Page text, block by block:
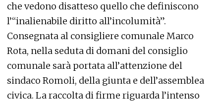
che vedono disatteso quello che definiscono
l’“inalienabile diritto all’incolumità”.
Consegnata al consigliere comunale Marco
Rota, nella seduta di domani del consiglio
comunale sarà portata all’attenzione del
sindaco Romoli, della giunta e dell’assemblea
civica. La raccolta di firme riguarda l’intenso